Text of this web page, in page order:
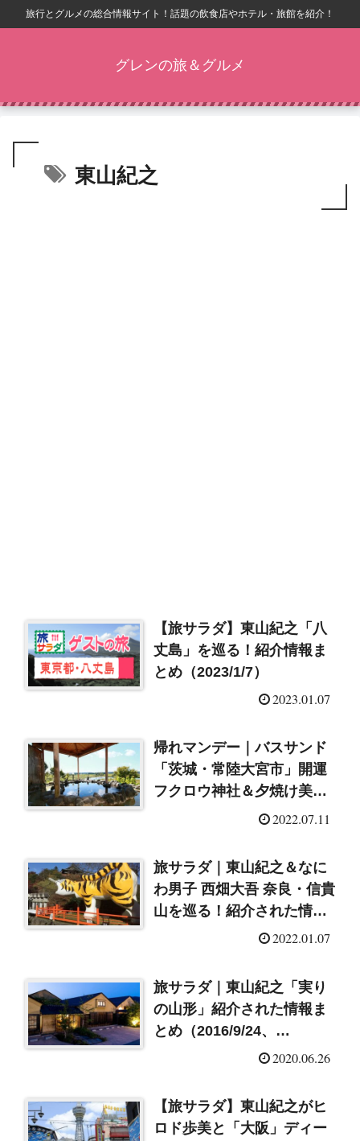
旅行とグルメの総合情報サイト！話題の飲食店やホテル・旅館を紹介！
グレンの旅＆グルメ
東山紀之
【旅サラダ】東山紀之「八
丈島」を巡る！紹介情報ま
とめ（2023/1/7）
2023.01.07
帰れマンデー｜バスサンド
「茨城・常陸大宮市」開運
フクロウ神社＆夕焼け美人
の湯（2022/7/11）2022.07.11
旅サラダ｜東山紀之＆なに
わ男子 西畑大吾 奈良・信貴
山を巡る！紹介された情報
2022.01.07
旅サラダ｜東山紀之「実り
の山形」紹介された情報ま
とめ（2016/9/24、
2020/6/27再放送）2020.06.26
【旅サラダ】東山紀之がヒ
ロド歩美と「大阪」ディー